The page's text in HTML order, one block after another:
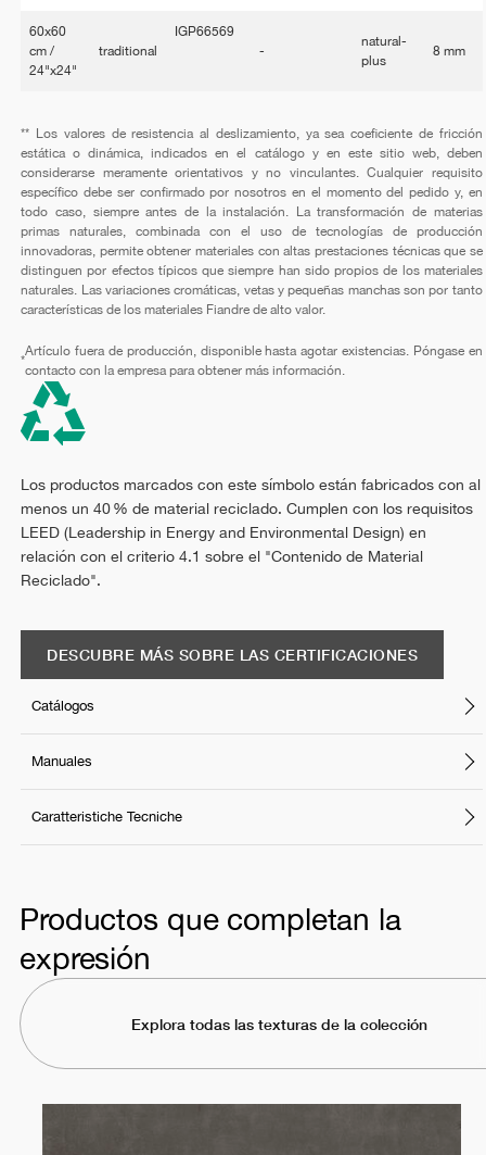
60x60
cm /
24"x24"
traditional
IGP66569
-
natural-
plus
8 mm
** Los valores de resistencia al deslizamiento, ya sea coeficiente de fricción
estática o dinámica, indicados en el catálogo y en este sitio web, deben
considerarse meramente orientativos y no vinculantes. Cualquier requisito
específico debe ser confirmado por nosotros en el momento del pedido y, en
todo caso, siempre antes de la instalación. La transformación de materias
primas naturales, combinada con el uso de tecnologías de producción
innovadoras, permite obtener materiales con altas prestaciones técnicas que se
distinguen por efectos típicos que siempre han sido propios de los materiales
naturales. Las variaciones cromáticas, vetas y pequeñas manchas son por tanto
características de los materiales Fiandre de alto valor.
*
Artículo fuera de producción, disponible hasta agotar existencias. Póngase en
contacto con la empresa para obtener más información.
Los productos marcados con este símbolo están fabricados con al
menos un 40 % de material reciclado. Cumplen con los requisitos
LEED (Leadership in Energy and Environmental Design) en
relación con el criterio 4.1 sobre el "Contenido de Material
Reciclado".
DESCUBRE MÁS SOBRE LAS CERTIFICACIONES
Catálogos
Manuales
Caratteristiche Tecniche
Productos que completan la
expresión
Explora todas las texturas de la colección